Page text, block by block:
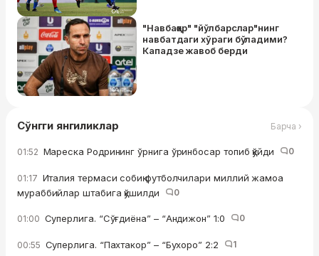
"Навбаҳор" "йўлбарслар"нинг
навбатдаги хўраги бўладими?
Кападзе жавоб берди
Сўнгги янгиликлар Барча ›
01:52 Мареска Родрининг ўрнига ўринбосар топиб қўйди 0
01:17 Италия термаси собиқ футболчилари миллий жамоа
мураббийлар штабига қўшилди
0
01:00 Суперлига. “Сўғдиёна” – “Андижон” 1:0 0
00:55 Суперлига. “Пахтакор” – “Бухоро” 2:2 1